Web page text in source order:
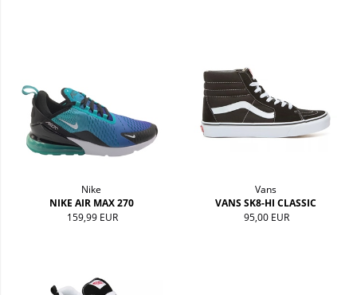
Nike
NIKE AIR MAX 270
159,99 EUR
Vans
VANS SK8-HI CLASSIC
95,00 EUR